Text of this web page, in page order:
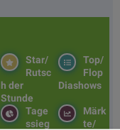
Top/
Flop
Diashows
Star/
Rutsc
h der
Stunde
Märk
te/
Tage
ssieg